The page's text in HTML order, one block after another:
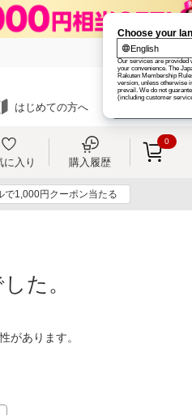
はじめての方へ
に入り 購入履歴
0
で1,000円クーポン当たる
た。
があります。